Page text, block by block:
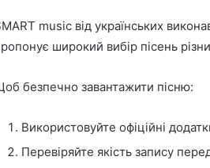
music від українських
широкий вибір пісень
безпечно завантажити пісню:
Використовуйте офіційні
Перевіряйте якість запису